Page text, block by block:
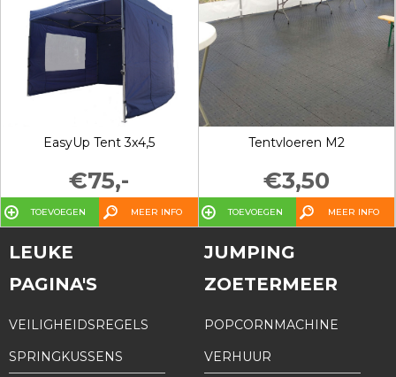
EasyUp Tent 3x4,5
€75,-
TOEVOEGEN MEER INFO
Tentvloeren M2
€3,50
TOEVOEGEN MEER INFO
LEUKE
PAGINA'S
VEILIGHEIDSREGELS
SPRINGKUSSENS
JUMPING
ZOETERMEER
POPCORNMACHINE
VERHUUR